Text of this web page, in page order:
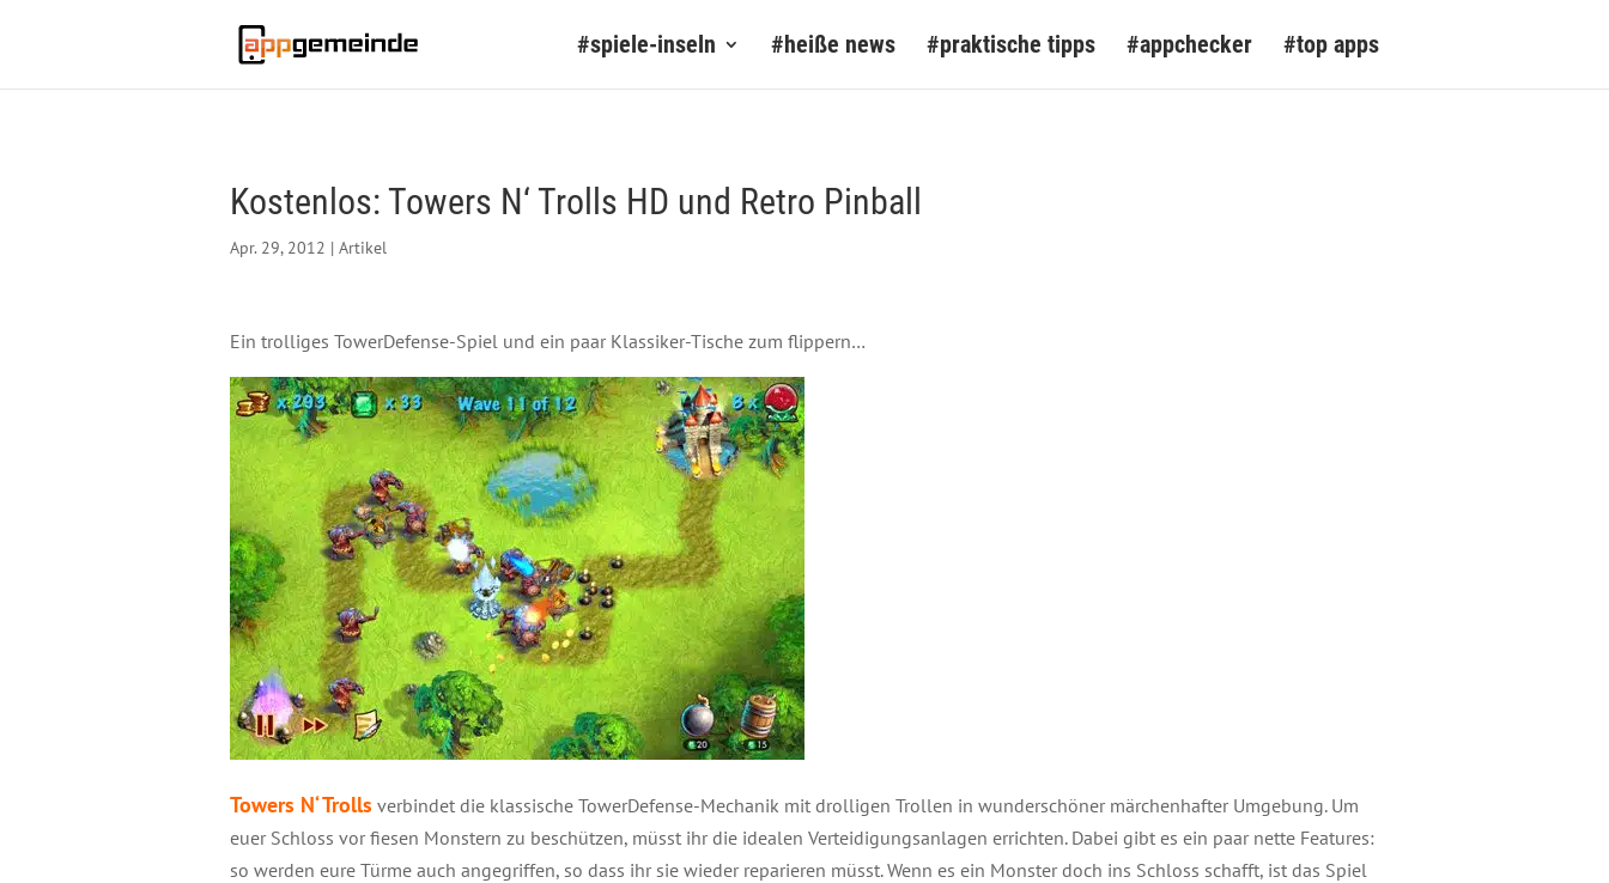
#spiele-inseln #heiße news #praktische tipps #appchecker #top apps
Kostenlos: Towers N‘ Trolls HD und Retro Pinball
Apr. 29, 2012 | Artikel
Ein trolliges TowerDefense-Spiel und ein paar Klassiker-Tische zum flippern…
Towers N‘ Trolls verbindet die klassische TowerDefense-Mechanik mit drolligen Trollen in wunderschöner märchenhafter Umgebung. Um
euer Schloss vor fiesen Monstern zu beschützen, müsst ihr die idealen Verteidigungsanlagen errichten. Dabei gibt es ein paar nette Features:
so werden eure Türme auch angegriffen, so dass ihr sie wieder reparieren müsst. Wenn es ein Monster doch ins Schloss schafft, ist das Spiel